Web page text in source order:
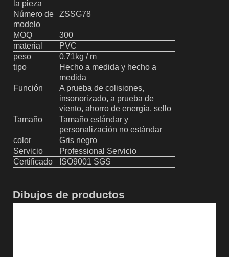
la pieza
Número de
modelo
ZSSG78
MOQ
300
material
PVC
peso
0.71kg / m
tipo
Hecho a medida y hecho a
medida
Función
A prueba de colisiones,
insonorizado, a prueba de
viento, ahorro de energía, sello
Tamaño
Tamaño estándar y
personalización no estándar
color
Gris negro
Servicio
Professional Servicio
Certificado
ISO9001 SGS
Dibujos de productos